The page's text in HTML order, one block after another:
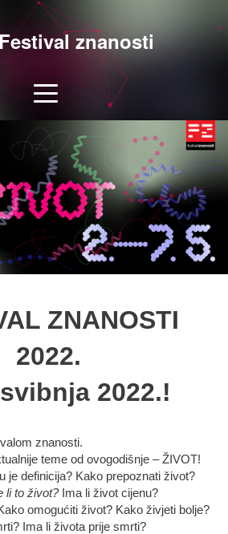
Festival znanosti
ZNANOSTI
2022.
2022.!
znanosti.
teme od ovogodišnje – ŽIVOT!
je definicija? Kako prepoznati život?
li to život?Ima li život cijenu?
omogućiti život? Kako živjeti bolje?
Ima li života prije smrti?